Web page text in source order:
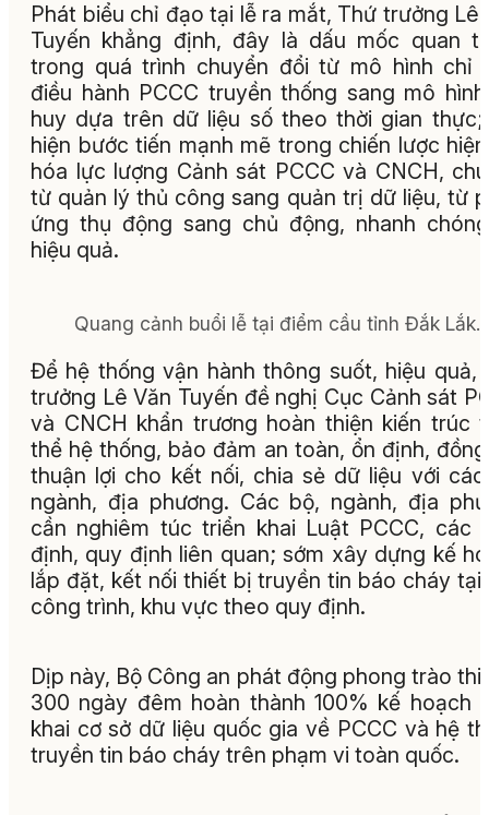
Phát biểu chỉ đạo tại lễ ra mắt, Thứ trưởng Lê
Tuyến khẳng định, đây là dấu mốc quan
trong quá trình chuyển đổi từ mô hình chỉ
điều hành PCCC truyền thống sang mô
huy dựa trên dữ liệu số theo thời gian
hiện bước tiến mạnh mẽ trong chiến lược
hóa lực lượng Cảnh sát PCCC và CNCH,
từ quản lý thủ công sang quản trị dữ liệu, từ
ứng thụ động sang chủ động, nhanh
hiệu quả.
Quang cảnh buổi lễ tại điểm cầu tỉnh Đắk Lắk.
Để hệ thống vận hành thông suốt, hiệu quả,
trưởng Lê Văn Tuyến đề nghị Cục Cảnh sát
và CNCH khẩn trương hoàn thiện kiến trúc
thể hệ thống, bảo đảm an toàn, ổn định,
thuận lợi cho kết nối, chia sẻ dữ liệu với
ngành, địa phương. Các bộ, ngành, địa
cần nghiêm túc triển khai Luật PCCC, các
định, quy định liên quan; sớm xây dựng kế
lắp đặt, kết nối thiết bị truyền tin báo cháy tại
công trình, khu vực theo quy định.
Dịp này, Bộ Công an phát động phong trào thi
300 ngày đêm hoàn thành 100% kế hoạch
khai cơ sở dữ liệu quốc gia về PCCC và hệ
truyền tin báo cháy trên phạm vi toàn quốc.